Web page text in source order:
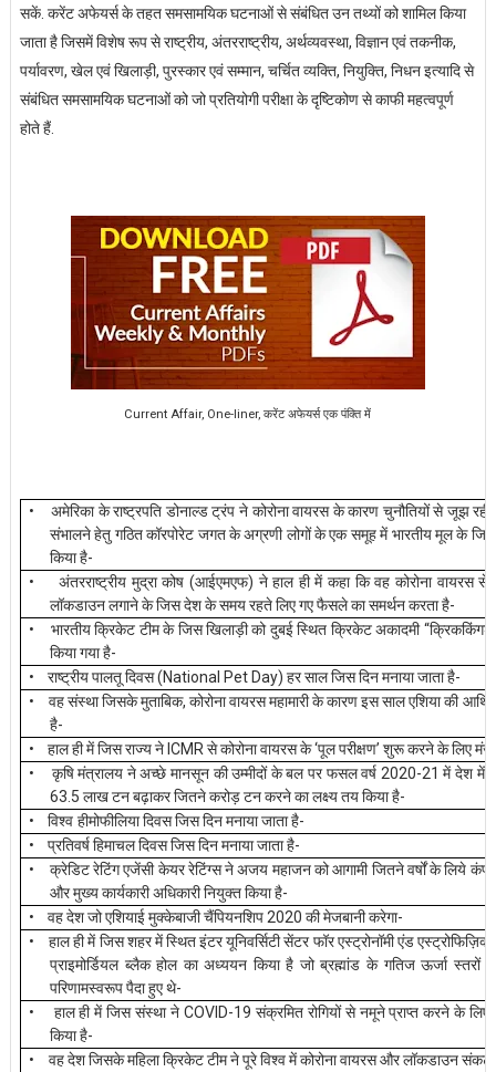
सकें. करेंटअफेयर्सकेतहतसमसामयिकघटनाओंसेसंबंधितउनतथ्योंकोशामिलकिया
जाताहैजिसमेंविशेषरूपसेराष्ट्रीय, अंतरराष्ट्रीय, अर्थव्यवस्था, विज्ञानएवंतकनीक,
पर्यावरण, खेलएवंखिलाड़ी, पुरस्कारएवंसम्मान, चर्चितव्यक्ति, नियुक्ति, निधनइत्यादिसे
संबंधितसमसामयिकघटनाओंकोजोप्रतियोगीपरीक्षाकेदृष्टिकोणसेकाफीमहत्वपूर्ण
होतेहैं.
Current Affair, One-liner, करेंट अफेयर्स एक पंक्ति में
• अमेरिका के राष्ट्रपति डोनाल्ड ट्रंप ने कोरोना वायरस के कारण चुनौतियों से जूझ रही
संभालने हेतु गठित कॉरपोरेट जगत के अग्रणी लोगों के एक समूह में भारतीय मूल के
किया है-
•
अंतरराष्ट्रीय मुद्रा कोष (आईएमएफ) ने हाल ही में कहा कि वह कोरोना वायरस से
लॉकडाउन लगाने के जिस देश के समय रहते लिए गए फैसले का समर्थन करता है-
•
भारतीय क्रिकेट टीम के जिस खिलाड़ी को दुबई स्थित क्रिकेट अकादमी“
किया गया है-
•
राष्ट्रीय पालतू दिवस(National Pet Day)हर साल जिस दिन मनाया जाता है-
•
वह संस्था जिसके मुताबिक, कोरोना वायरस महामारी के कारण इस साल एशिया की
है-
•
हाल ही में जिस राज्य ने ICMRसे कोरोना वायरस के‘पूल परीक्षण’शुरू करने के लिए
• कृषि मंत्रालय ने अच्छे मानसून की उम्मीदों के बल पर फसल वर्ष 2020-21में देश में
63.5लाख टन बढ़ाकर जितने करोड़ टन करने का लक्ष्य तय किया है-
•
विश्व हीमोफीलिया दिवस जिस दिन मनाया जाता है-
•
प्रतिवर्ष हिमाचल दिवस जिस दिन मनाया जाता है-
•
क्रेडिट रेटिंग एजेंसी केयर रेटिंग्स ने अजय महाजन को आगामी जितने वर्षों के लिये
और मुख्य कार्यकारी अधिकारी नियुक्त किया है-
•
वह देश जो एशियाई मुक्केबाजी चैंपियनशिप 2020की मेजबानी करेगा-
•
हाल ही में जिस शहर में स्थित इंटर यूनिवर्सिटी सेंटर फॉर एस्ट्रोनॉमी एंड
प्राइमोर्डियल ब्लैक होल का अध्ययन किया है जो ब्रह्मांड के गतिज ऊर्जा स्तरों
परिणामस्वरूप पैदा हुए थे-
•
हाल ही में जिस संस्था ने COVID-19 संक्रमित रोगियों से नमूने प्राप्त करने के लिए
किया है-
•
वह देश जिसके महिला क्रिकेट टीम ने पूरे विश्व में कोरोना वायरस और लॉकडाउन संकट